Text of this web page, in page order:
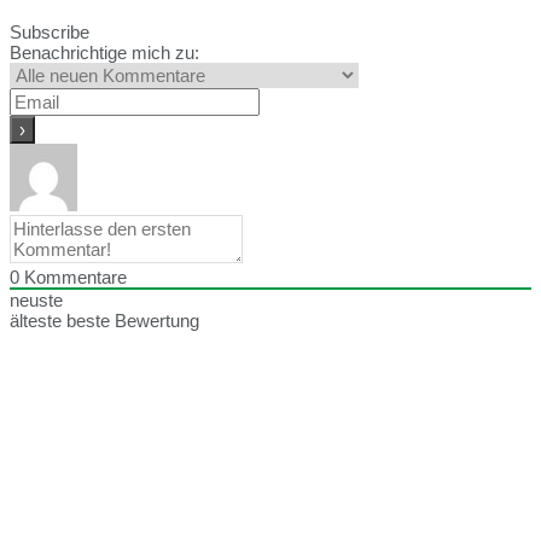
Subscribe
Benachrichtige mich zu:
0 Kommentare
neuste
älteste beste Bewertung